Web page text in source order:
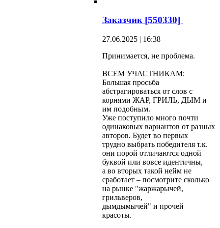
Заказчик [550330]
27.06.2025 | 16:38
Принимается, не проблема.
ВСЕМ УЧАСТНИКАМ:
Большая просьба
абстрагироваться от слов с
корнями ЖАР, ГРИЛЬ, ДЫМ и
им подобным.
Уже поступило много почти
одинаковых вариантов от разных
авторов. Будет во первых
трудно выбрать победителя т.к.
они порой отличаются одной
буквой или вовсе идентичны,
а во вторых такой нейм не
сработает – посмотрите сколько
на рынке "жаржарычей,
грильверов,
дымдымычей" и прочей
красоты.